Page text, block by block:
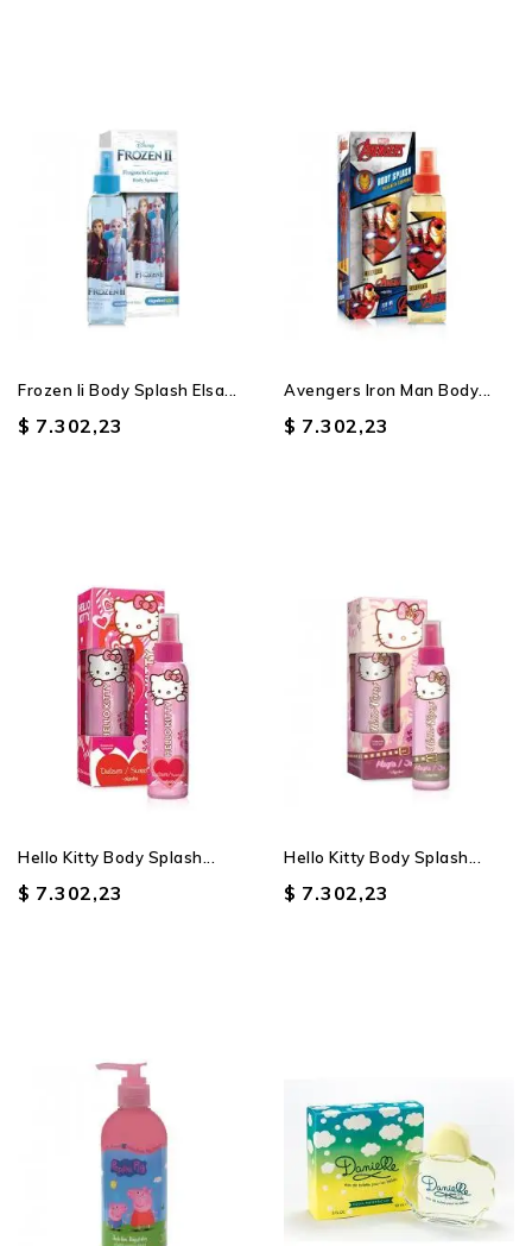
Frozen Ii Body Splash Elsa...
$ 7.302,23
Avengers Iron Man Body...
$ 7.302,23
Hello Kitty Body Splash...
$ 7.302,23
Hello Kitty Body Splash...
$ 7.302,23